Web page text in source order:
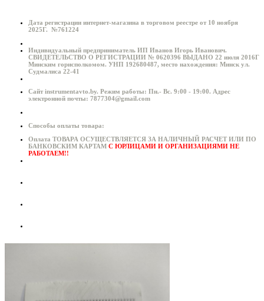
Дата регистрации интернет-магазина в торговом реестре от 10 ноября
2025Г. №761224
Индивидуальный предприниматель ИП Иванов Игорь Иванович.
СВИДЕТЕЛЬСТВО О РЕГИСТРАЦИИ № 0620396 ВЫДАНО 22 июля 2016Г
Минским горисполкомом. УНП 192680487, место нахождения: Минск ул.
Судмалиса 22-41
Сайт instrumentavto.by. Режим работы: Пн.- Вс. 9:00 - 19:00. Адрес
электронной почты: 7877304@gmail.com
Способы оплаты товара:
Оплата ТОВАРА ОСУЩЕСТВЛЯЕТСЯ ЗА НАЛИЧНЫЙ РАСЧЕТ ИЛИ ПО
БАНКОВСКИМ КАРТАМ С ЮРЛИЦАМИ И ОРГАНИЗАЦИЯМИ НЕ
РАБОТАЕМ!!